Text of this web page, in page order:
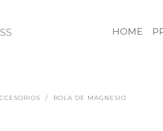
HOME
/ BOLA DE MAGNESIO